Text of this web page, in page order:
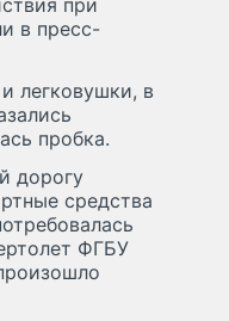
при
в пресс-
легковушки, в
пробка.
дорогу
средства
ФГБУ